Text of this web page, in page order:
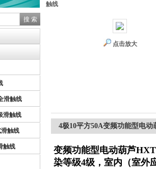
滑触线
滑触线
触线
触线
触线
点击放大
4极10平方50A变频功能型电
变频功能型电动葫芦
染等级4级，室内（室外